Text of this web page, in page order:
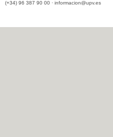
(+34) 96 387 90 00 · informacion@upv.es